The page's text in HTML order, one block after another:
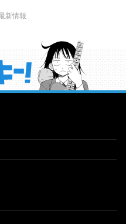
新情報
！ ジャンプルーキー！